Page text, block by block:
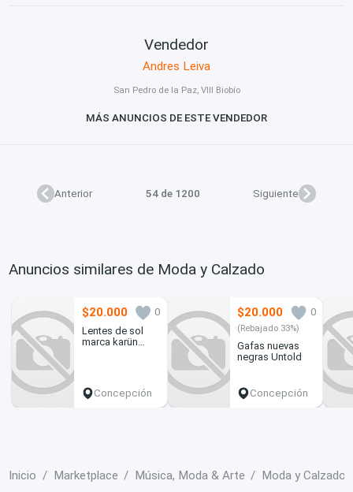
Vendedor
Andres Leiva
San Pedro de la Paz, VIII Biobío
MÁS ANUNCIOS DE ESTE VENDEDOR
Anterior 54 de 1200 Siguiente
Anuncios similares de Moda y Calzado
$20.000
0
Lentes de sol
marca karün
Concepción
$20.000 0
(Rebajado 33%)
Gafas nuevas
negras Untold
Concepción
Inicio Marketplace Música, Moda & Arte Moda y Calzado